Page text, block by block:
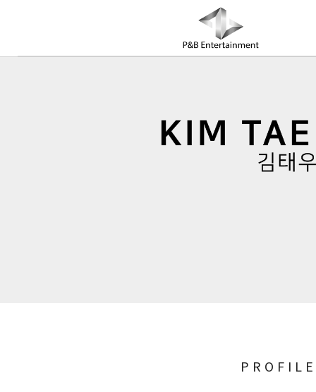
COMPANY
PROFILE